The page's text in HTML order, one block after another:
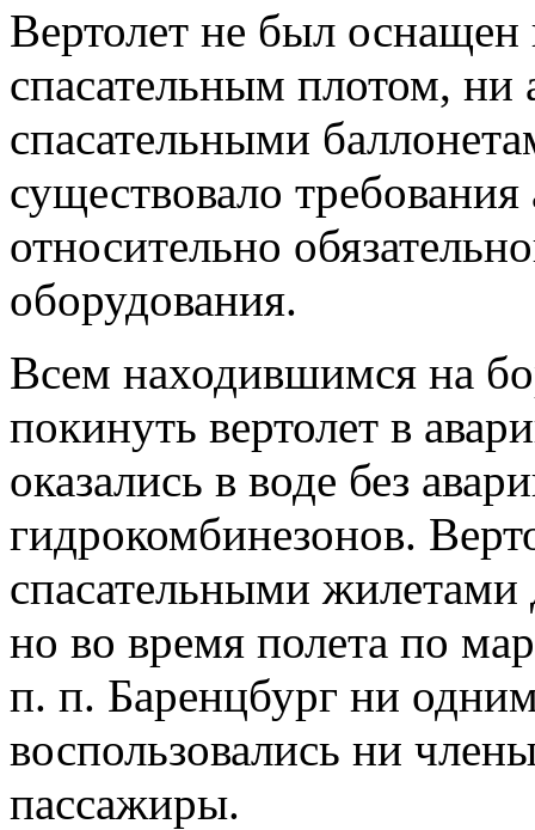
Вертолет не был оснащен
спасательным плотом, ни
спасательными
существовало
относительно
оборудования.
Всем находившимся на
покинуть вертолет в
оказались в воде без
гидрокомбинезонов.
спасательными жилетами
но во время полета по
п. п. Баренцбург ни
воспользовались ни
пассажиры.